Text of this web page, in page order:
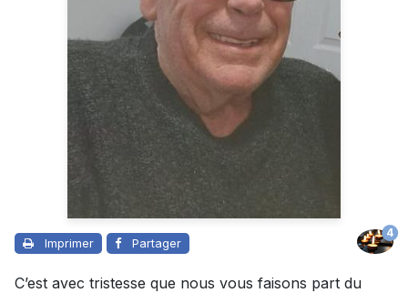
Imprimer Partager
4
C’est avec tristesse que nous vous faisons part du